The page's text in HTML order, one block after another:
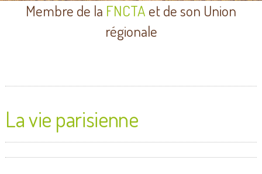
Membre de la FNCTA et de son Union
régionale
La vie parisienne